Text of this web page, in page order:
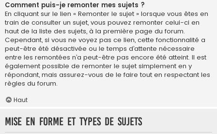
Comment puis-je remonter mes sujets ?
En cliquant sur le lien « Remonter le sujet » lorsque vous êtes en
train de consulter un sujet, vous pouvez remonter celui-ci en
haut de la liste des sujets, à la première page du forum.
Cependant, si vous ne voyez pas ce lien, cette fonctionnalité a
peut-être été désactivée ou le temps d’attente nécessaire
entre les remontées n’a peut-être pas encore été atteint. Il est
également possible de remonter le sujet simplement en y
répondant, mais assurez-vous de le faire tout en respectant les
règles du forum.
Haut
Mise en forme et types de sujets